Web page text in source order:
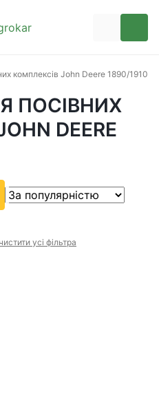
комплексів John Deere 1890/1910
ПОСІВНИХ
DEERE
усі фільтра